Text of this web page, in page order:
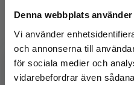
Denna webbplats
Vi använder
och annonserna till
för sociala medier och
vidarebefordrar även
Begränsad
Engwall, Mats et al.
498 krinkl. moms
Exkl. moms: 470 kr